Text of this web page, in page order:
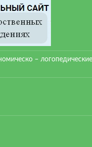
– логопедические